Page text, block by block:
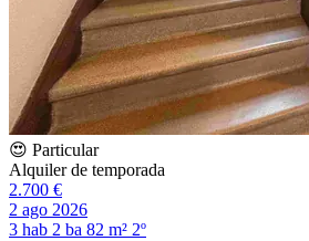
😍 Particular
Alquiler de temporada
2.700 €
2 ago 2026
3 hab 2 ba 82 m² 2º